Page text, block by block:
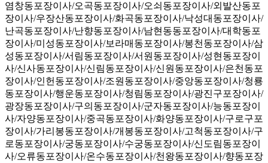
염창동포장이사/오곡동포장이사/오쇠동포장이사/외발산동포
장이사/우장산동포장이사/화곡동포장이사/낙성대동포장이사/
난곡동포장이사/난향동포장이사/남현동동포장이사/대학동포
장이사/미성동포장이사/보라매동포장이사/봉천동포장이사/삼
성동포장이사/서림동포장이사/서원동포장이사/성현동포장이
사/신사동포장이사/신림동포장이사/신원동포장이사/은천동포
장이사/인헌동포장이사/조원동포장이사/중앙동포장이사/청룡
동포장이사/행운동포장이사/청림동포장이사/광진구포장이사/
광장동포장이사/구의동포장이사/군자동포장이사/능동포장이
사/자양동포장이사/중곡동포장이사/화양동포장이사/구로구포
장이사/가리봉동포장이사/개봉동포장이사/고척동포장이사/구
로동포장이사/궁동포장이사/수궁동포장이사/신도림동포장이
사/오류동포장이사/온수동포장이사/천왕동포장이사/향동포장